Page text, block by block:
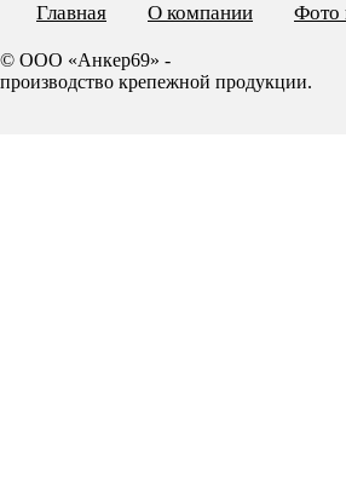
Главная О компании Фото
© ООО «Анкер69» -
производство крепежной продукции.